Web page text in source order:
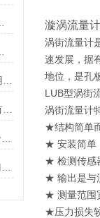
Q144-FTZ三相功率因数表其自身拥有怎样的功能呢？
漩涡流量计
涡街流量计
速发展，据
地位，是孔
LUB型涡街
涡街流量计
★结构简单
★ 安装简单
★ 检测传感
★ 输出是与
★ 测量范围
★压力损失